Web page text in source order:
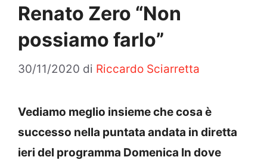
Renato Zero “Non
possiamo farlo”
30/11/2020 di Riccardo Sciarretta
Vediamo meglio insieme che cosa è
successo nella puntata andata in diretta
ieri del programma Domenica In dove